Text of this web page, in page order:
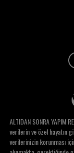
ALTIDAN SONRA YAPIM
verilerin ve özel hayatın
verilerinizin korunması